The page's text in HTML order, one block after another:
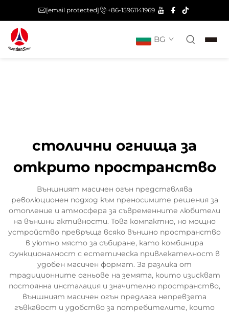
[email protected] +86-15961141969
BG
столични огнища за
открито пространство
Външният масичен огън представлява
революционен подход към преносимите решения за
отопление и атмосфера за съвременните любители
на външни активности. Това компактно, но мощно
устройство превръща всяко външно пространство
в уютно място за събиране, като комбинира
функционалност с естетическа привлекателност в
удобен масичен формат. За разлика от
традиционните огньове на земята, които изискват
постоянна инсталация и значително пространство,
външният масичен огън предлага непревзета
гъвкавост и удобство за потребителите, които